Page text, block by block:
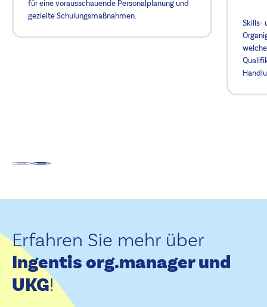
für eine vorausschauende Personalplanung und
gezielte Schulungsmaßnahmen.
Skills-
Erfahren Sie mehr über
Ingentis org.manager und
UKG!